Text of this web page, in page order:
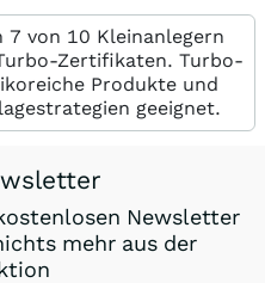
von 10 Kleinanlegern
Zertifikaten. Turbo-
Produkte und
geeignet.
Newsletter
mehr aus der